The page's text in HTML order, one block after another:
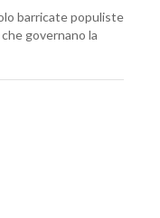
barricate populiste
governano la